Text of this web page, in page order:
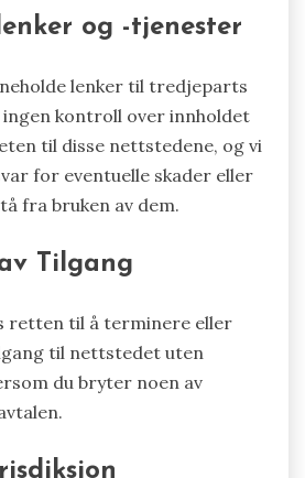
og -tjenester
lenker til tredjeparts
kontroll over innholdet
til disse nettstedene, og vi
for eventuelle skader eller
fra bruken av dem.
Tilgang
retten til å terminere eller
til nettstedet uten
du bryter noen av